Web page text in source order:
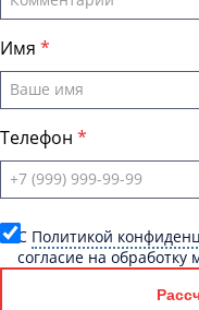
Имя
Телефон
C Политикой
согласие на